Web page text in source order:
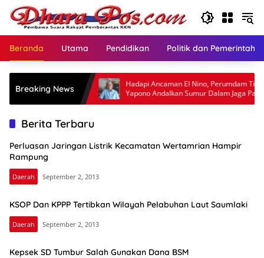
Langsung
konten
Beranda Utama Pendidikan Politik dan
Breaking News
Maluku
Hadapi Ancaman El Nino, Perumdam Tirta
Yapono Andalkan Sumur Dalam Jaga Pasokan
Air Ambon
Berita Terbaru
Perluasan Jaringan Listrik Kecamatan Wertamrian Hampir
Rampung
Daerah September 2, 2013
KSOP Dan KPPP Tertibkan Wilayah Pelabuhan Laut Saumlaki
Daerah September 2, 2013
Kepsek SD Tumbur Salah Gunakan Dana BSM